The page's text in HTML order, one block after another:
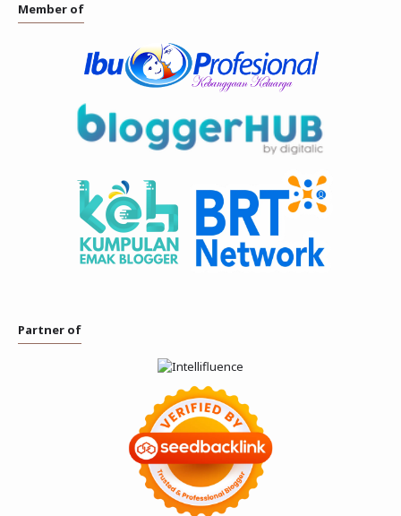
Member of
Partner of